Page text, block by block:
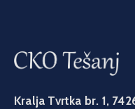
Kralja Tvrtka br. 1,